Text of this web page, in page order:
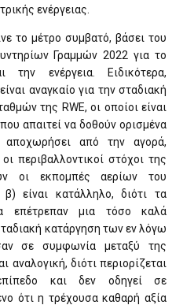
ενέργειας.
το μέτρο συμβατό, βάσει του
Γραμμών 2022 για το
ενέργεια. Ειδικότερα,
αναγκαίο για την σταδιακή
της RWE, οι οποίοι είναι
απαιτεί να δοθούν ορισμένα
από την αγορά,
περιβαλλοντικοί στόχοι της
οι εκπομπές αερίων του
είναι κατάλληλο, διότι τα
επέτρεπαν μια τόσο καλά
κατάργηση των εν λόγω
σε συμφωνία μεταξύ της
αναλογική, διότι περιορίζεται
και δεν οδηγεί σε
ότι η τρέχουσα καθαρή αξία